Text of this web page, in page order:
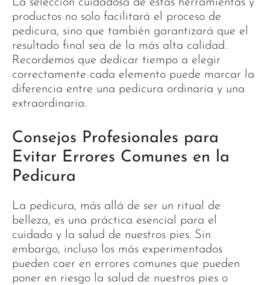
productos no solo facilitará el proceso de
pedicura, sino que también garantizará que el
resultado final sea de la más alta calidad.
Recordemos que dedicar tiempo a elegir
correctamente cada elemento puede marcar la
diferencia entre una pedicura ordinaria y una
extraordinaria.
Consejos Profesionales para
Evitar Errores Comunes en la
Pedicura
La pedicura, más allá de ser un ritual de
belleza, es una práctica esencial para el
cuidado y la salud de nuestros pies. Sin
embargo, incluso los más experimentados
pueden caer en errores comunes que pueden
poner en riesgo la salud de nuestros pies o